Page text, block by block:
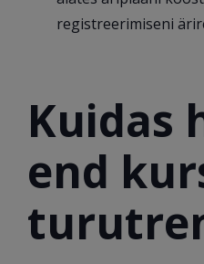
registreerimiseni
Kuidas
end